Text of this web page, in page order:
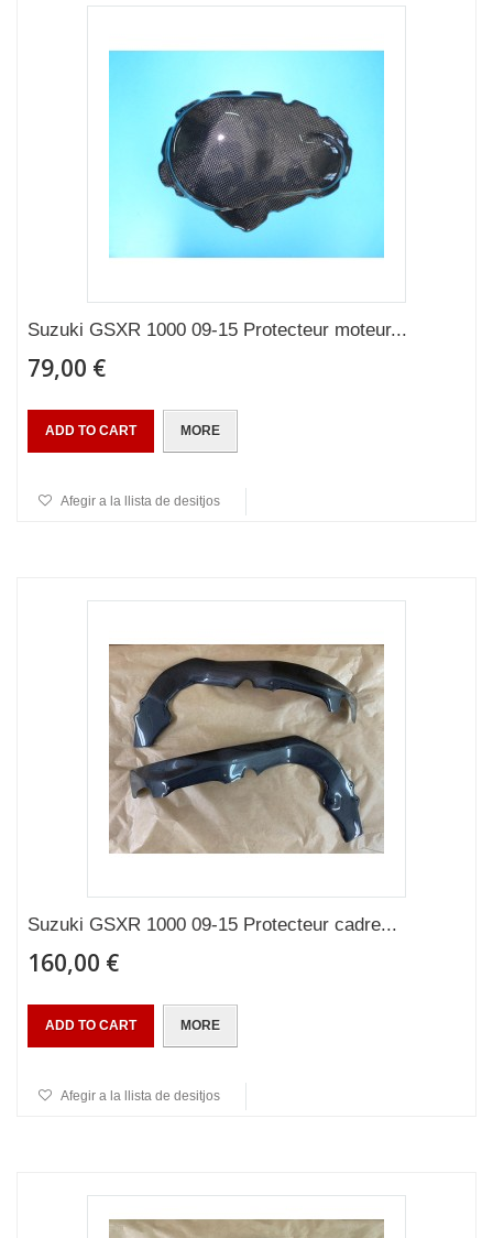
Suzuki GSXR 1000 09-15 Protecteur moteur...
79,00 €
ADD TO CART MORE
Afegir a la llista de desitjos
Suzuki GSXR 1000 09-15 Protecteur cadre...
160,00 €
ADD TO CART MORE
Afegir a la llista de desitjos